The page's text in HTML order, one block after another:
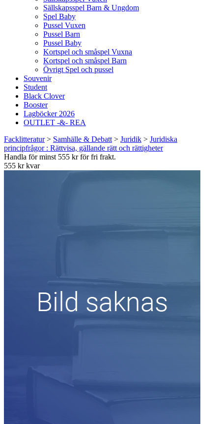
Sällskapsspel Barn & Ungdom
Spel Baby
Pussel Vuxen
Pussel Barn
Pussel Baby
Kortspel och småspel Vuxna
Kortspel och småspel Barn
Övrigt Spel och pussel
Souvenir
Student
Black Clover
Booster
Lagböcker 2026
OUTLET -&- REA
Facklitteratur> Samhälle & Debatt > Juridik > Juridiska
principfrågor : Rättvisa, gällande rätt och rättigheter
Handla för minst 555 kr för fri frakt.
555 kr kvar